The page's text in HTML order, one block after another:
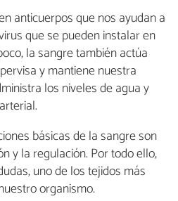
anticuerpos que nos ayudan a
que se pueden instalar en
la sangre también actúa
y mantiene nuestra
los niveles de agua y
básicas de la sangre son
y la regulación. Por todo ello,
uno de los tejidos más
organismo.